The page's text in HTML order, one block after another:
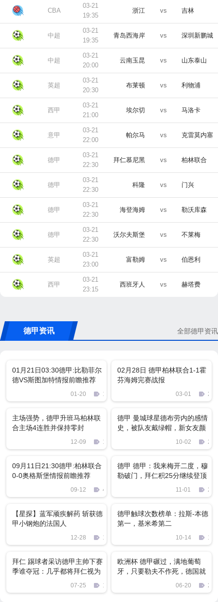
CBA
03-21
19:35
浙江 vs 吉林
中超
03-21
19:35
青岛西海岸 vs 深圳新鹏城
中超
03-21
20:00
云南玉昆 vs 山东泰山
英超
03-21
20:30
布莱顿 vs 利物浦
西甲
03-21
21:00
埃尔切 vs 马洛卡
意甲
03-21
22:00
帕尔马 vs 克雷莫内塞
德甲
03-21
22:30
拜仁慕尼黑 vs 柏林联合
德甲
03-21
22:30
科隆 vs 门兴
德甲
03-21
22:30
海登海姆 vs 勒沃库森
德甲
03-21
22:30
沃尔夫斯堡 vs 不莱梅
英超
03-21
23:00
富勒姆 vs 伯恩利
西甲
03-21
23:15
西班牙人 vs 赫塔费
德甲资讯 全部德甲资讯
01月21日03:30德甲:比勒菲尔
德VS斯图加特情报前瞻推荐
01-20 143
02月28日 德甲柏林联合1-1霍
芬海姆完赛战报
03-01
主场强势，德甲升班马柏林联
合主场4连胜并保持零封
12-09 11
德甲 曼城球星德布劳内的感情
史，被队友戴绿帽，新女友颜
10-02
09月11日21:30德甲:柏林联合
0-0奥格斯堡情报前瞻推荐
09-12 422
德甲 德甲：我来梅开二度，穆
勒破门，拜仁积25分继续登顶
11-01
【星探】蓝军顽疾解药 斩获德
甲小钢炮的法国人
12-28 1687
德甲触球次数榜单：拉斯-本德
第一，基米希第二
10-14 12
拜仁 踢球者采访德甲主帅下赛
季谁夺冠：几乎都将拜仁视为
07-25 1241
欧洲杯 德甲碾过，满地葡萄
牙，只要勒夫不作死，德国就
06-20